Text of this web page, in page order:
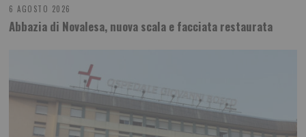
6 AGOSTO 2026
Abbazia di Novalesa, nuova scala e facciata restaurata